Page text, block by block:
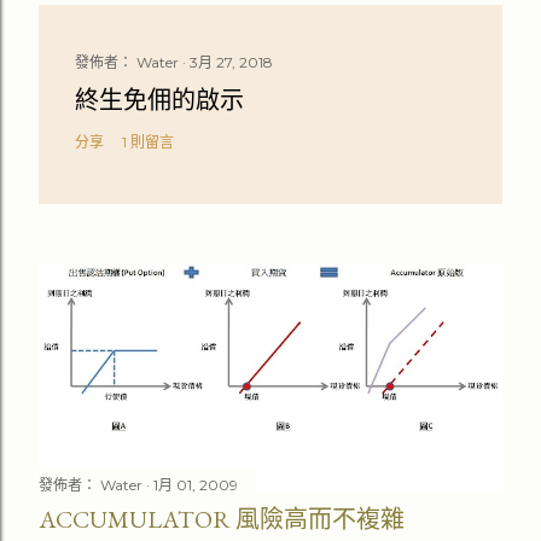
發佈者： Water 3月 27, 2018
終生免佣的啟示
分享 1 則留言
發佈者： Water 1月 01, 2009
ACCUMULATOR 風險高而不複雜